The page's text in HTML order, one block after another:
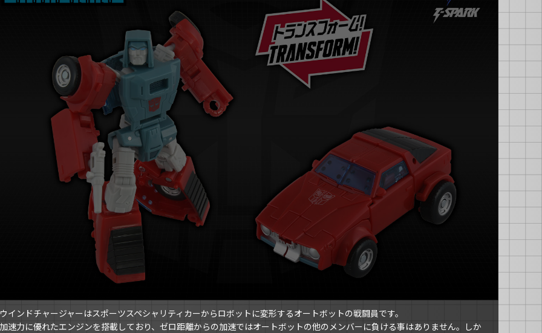
ウインドチャージャーはスポーツスペシャリティカーからロボットに変形するオートボットの戦闘員です。
加速力に優れたエンジンを搭載しており、ゼロ距離からの加速ではオートボットの他のメンバーに負ける事はありません。しか